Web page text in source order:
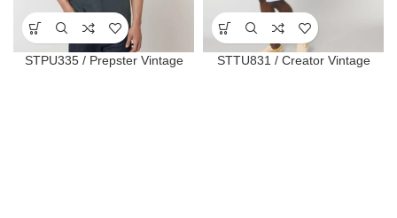
STPU335 / Prepster Vintage STTU831 / Creator Vintage